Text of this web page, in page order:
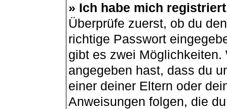
» Ich habe mich
Überprüfe zuerst, ob du
richtige Passwort
gibt es zwei
angegeben hast, dass du
einer deiner Eltern oder
Anweisungen folgen, die